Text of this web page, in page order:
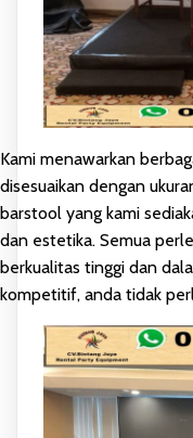
Kami menawarkan
disesuaikan dengan
barstool yang kami
dan estetika. Semua
berkualitas tinggi dan
kompetitif, anda tidak